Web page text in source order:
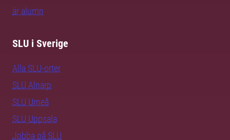
är alumn
SLU i Sverige
Alla SLU-orter
SLU Alnarp
SLU Umeå
SLU Uppsala
Jobba på SLU